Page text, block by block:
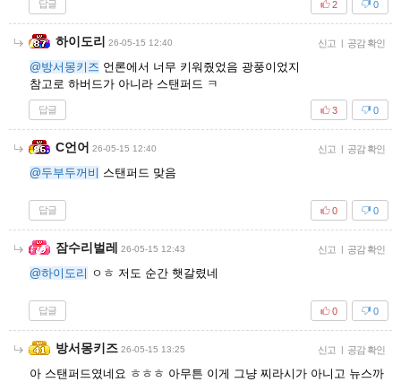
답글 0
2
하이도리 26-05-15 12:40 신고 | 공감 확인
@방서몽키즈 언론에서 너무 키워줬었음 광풍이었지
참고로 하버드가 아니라 스탠퍼드 ㅋ
답글 0
3
C언어 26-05-15 12:40 신고 | 공감 확인
@두부두꺼비 스탠퍼드 맞음
답글 0
0
잠수리벌레 26-05-15 12:43 신고 | 공감 확인
@하이도리 ㅇㅎ 저도 순간 햇갈렸네
답글 0
0
방서몽키즈 26-05-15 13:25 신고 | 공감 확인
아 스탠퍼드였네요 ㅎㅎㅎ 아무튼 이게 그냥 찌라시가 아니고 뉴스까